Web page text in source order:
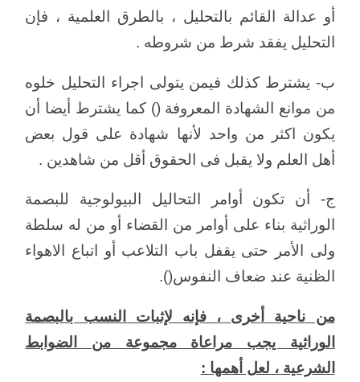
أو عدالة القائم بالتحليل ، بالطرق العلمية ، فإن
التحليل يفقد شرط من شروطه .
ب- يشترط كذلك فيمن يتولى اجراء التحليل خلوه
من موانع الشهادة المعروفة () كما يشترط أيضا أن
يكون اكثر من واحد لأنها شهادة على قول بعض
أهل العلم ولا يقبل فى الحقوق أقل من شاهدين .
ج- أن تكون أوامر التحاليل البيولوجية للبصمة
الوراثية بناء على أوامر من القضاء أو من له سلطة
ولى الأمر حتى يقفل باب التلاعب أو اتباع الاهواء
الظنية عند ضعاف النفوس().
من ناحية أخرى ، فإنه لإثبات النسب بالبصمة
الوراثية يجب مراعاة مجموعة من الضوابط
الشرعية ، لعل أهمها :